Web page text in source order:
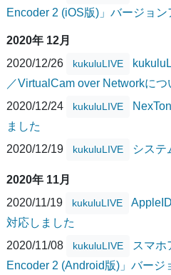
Encoder 2 (iOS版)」バージョ
2020年 12月
2020/12/26
kukuluLIVE
／VirtualCam over Networkにつ
2020/12/24
kukuluLIVE
ました
2020/12/19
kukuluLIVE システ
2020年 11月
2020/11/19
kukuluLIVE
対応しました
2020/11/08
kukuluLIVE
スマホ
Encoder 2 (Android版)」バージ